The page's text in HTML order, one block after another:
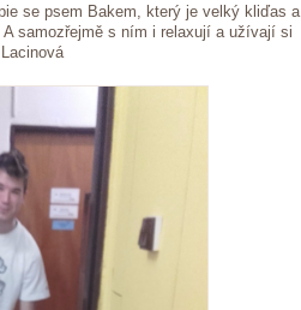
se psem Bakem, který je velký kliďas a
samozřejmě s ním i relaxují a užívají si